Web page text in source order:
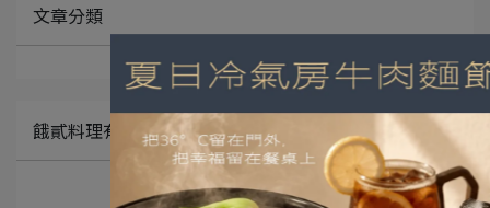
文章分類
餓貳料理有多好吃？看大家都怎麼說！